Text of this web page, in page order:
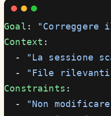
Goal :
"Correggere
Context :
  -
"La sessione
  -
"File rilevanti:
Constraints :
  -
"Non